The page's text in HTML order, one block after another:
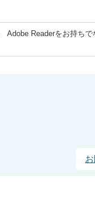
Adobe Readerをお持ち